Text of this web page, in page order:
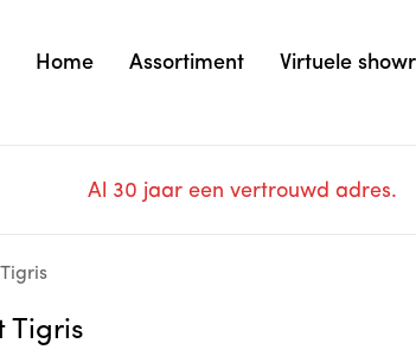
Home Assortiment Virtuele
Al 30 jaar een vertrouwd adres.
Tigris